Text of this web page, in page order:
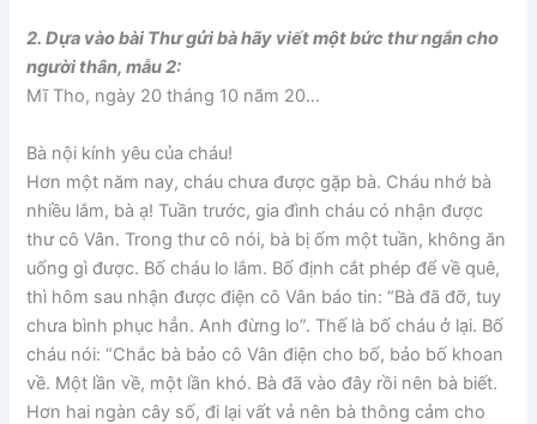
2. Dựa vào bài Thư gửi bà hãy viết một bức thư ngắn cho
người thân, mẫu 2:
Mĩ Tho, ngày 20 tháng 10 năm 20…
Bà nội kính yêu của cháu!
Hơn một năm nay, cháu chưa được gặp bà. Cháu nhớ bà
nhiều lắm, bà ạ! Tuần trước, gia đình cháu có nhận được
thư cô Vân. Trong thư cô nói, bà bị ốm một tuần, không ăn
uống gì được. Bố cháu lo lắm. Bố định cắt phép để về quê,
thì hôm sau nhận được điện cô Vân báo tin: “Bà đã đỡ, tuy
chưa bình phục hẳn. Anh đừng lo”. Thế là bố cháu ở lại. Bố
cháu nói: “Chắc bà bảo cô Vân điện cho bố, bảo bố khoan
về. Một lần về, một lần khó. Bà đã vào đây rồi nên bà biết.
Hơn hai ngàn cây số, đi lại vất vả nên bà thông cảm cho